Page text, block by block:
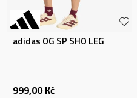
adidas OG SP SHO LEG
999,00 Kč